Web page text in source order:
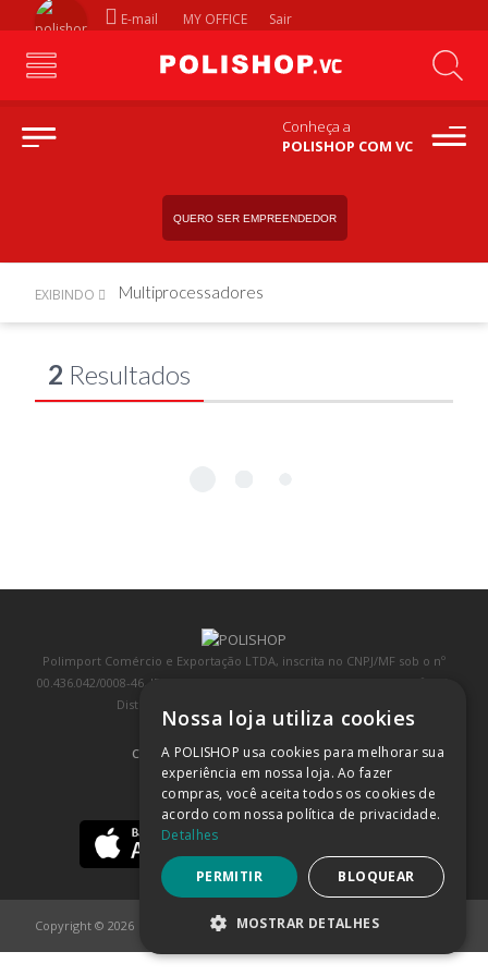
E-mail MY OFFICE Sair
Conheça a
POLISHOP COM VC
QUERO SER EMPREENDEDOR
EXIBINDO Multiprocessadores
2 Resultados
Polimport Comércio e Exportação LTDA, inscrita no CNPJ/MF sob o nº
00.436.042/0008-46, IE 407.458.707.103, com sede na Rua Kanebo, nº 175,
Distrito Industrial, Jundiaí/SP, CEP: 13213-090
COMPRA 100% SEGURA (SAIBA MAIS)
BAIXE NOSSO APP
Copyright © 2026
Nossa loja utiliza cookies
A POLISHOP usa cookies para melhorar sua
experiência em nossa loja. Ao fazer
compras, você aceita todos os cookies de
acordo com nossa política de privacidade.
Detalhes
PERMITIR BLOQUEAR
MOSTRAR DETALHES
ESTRITAMENTE NECESSÁRIOS